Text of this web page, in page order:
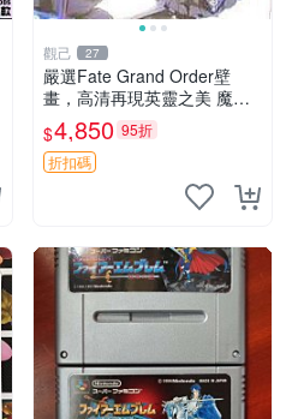
觀己 27
嚴選Fate Grand Order壁
畫，高清再現英靈之美 魔法
少女 國民度高
$4,850 95折
折扣碼